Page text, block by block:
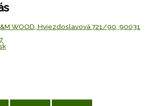
WOOD, Hviezdoslavová 721/90, 90031